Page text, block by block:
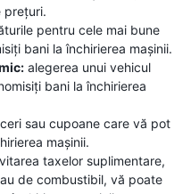
prețuri.
pentru cele mai bune
bani la închirierea mașinii.
alegerea unui vehicul
bani la închirierea
sau cupoane care vă pot
mașinii.
taxelor suplimentare,
de combustibil, vă poate